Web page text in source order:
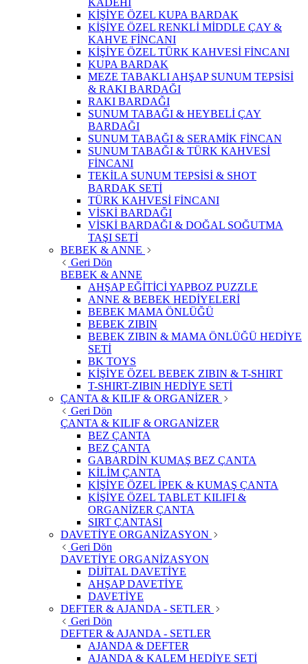
KADEHİ
KİŞİYE ÖZEL KUPA BARDAK
KİŞİYE ÖZEL RENKLİ MİDDLE ÇAY &
KAHVE FİNCANI
KİŞİYE ÖZEL TÜRK KAHVESİ FİNCANI
KUPA BARDAK
MEZE TABAKLI AHŞAP SUNUM TEPSİSİ
& RAKI BARDAĞI
RAKI BARDAĞI
SUNUM TABAĞI & HEYBELİ ÇAY
BARDAĞI
SUNUM TABAĞI & SERAMİK FİNCAN
SUNUM TABAĞI & TÜRK KAHVESİ
FİNCANI
TEKİLA SUNUM TEPSİSİ & SHOT
BARDAK SETİ
TÜRK KAHVESİ FİNCANI
VİSKİ BARDAĞI
VİSKİ BARDAĞI & DOĞAL SOĞUTMA
TAŞI SETİ
BEBEK & ANNE
Geri Dön
BEBEK & ANNE
AHŞAP EĞİTİCİ YAPBOZ PUZZLE
ANNE & BEBEK HEDİYELERİ
BEBEK MAMA ÖNLÜĞÜ
BEBEK ZIBIN
BEBEK ZIBIN & MAMA ÖNLÜĞÜ HEDİYE
SETİ
BK TOYS
KİŞİYE ÖZEL BEBEK ZIBIN & T-SHIRT
T-SHIRT-ZIBIN HEDİYE SETİ
ÇANTA & KILIF & ORGANİZER
Geri Dön
ÇANTA & KILIF & ORGANİZER
BEZ ÇANTA
BEZ ÇANTA
GABARDİN KUMAŞ BEZ ÇANTA
KİLİM ÇANTA
KİŞİYE ÖZEL İPEK & KUMAŞ ÇANTA
KİŞİYE ÖZEL TABLET KILIFI &
ORGANİZER ÇANTA
SIRT ÇANTASI
DAVETİYE ORGANİZASYON
Geri Dön
DAVETİYE ORGANİZASYON
DİJİTAL DAVETİYE
AHŞAP DAVETİYE
DAVETİYE
DEFTER & AJANDA - SETLER
Geri Dön
DEFTER & AJANDA - SETLER
AJANDA & DEFTER
AJANDA & KALEM HEDİYE SETİ